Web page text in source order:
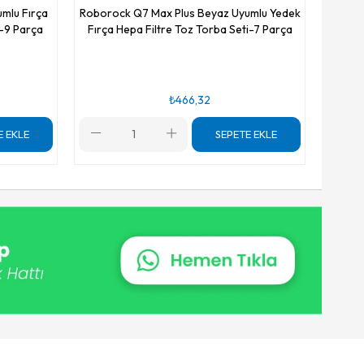
Fırça
9 Parça
EKLE
Roborock Q7 Max Plus Beyaz Uyumlu Yedek
Fırça Hepa Filtre Toz Torba Seti-7 Parça
₺466,32
SEPETE EKLE